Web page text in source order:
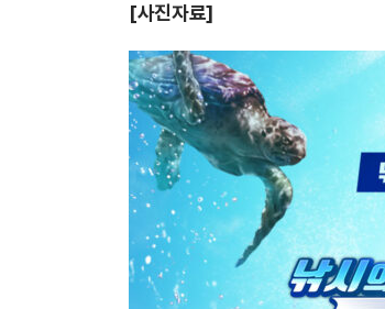
[사진자료]